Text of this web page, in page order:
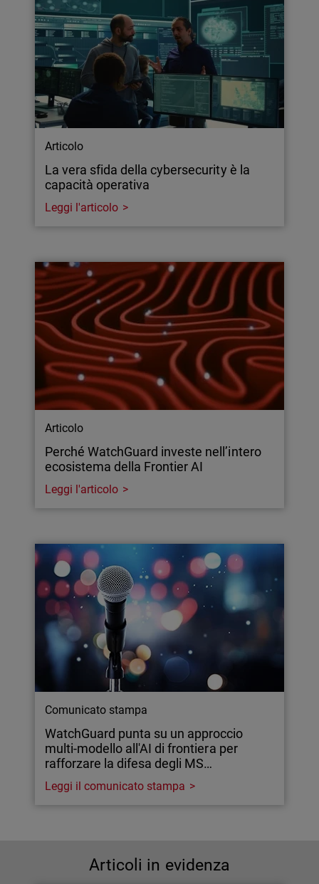
Articolo
La vera sfida della cybersecurity è la
capacità operativa
Leggi l'articolo
Articolo
Perché WatchGuard investe nell’intero
ecosistema della Frontier AI
Leggi l'articolo
Comunicato stampa
WatchGuard punta su un approccio
multi-modello all'AI di frontiera per
rafforzare la difesa degli MS…
Leggi il comunicato stampa
Articoli in evidenza